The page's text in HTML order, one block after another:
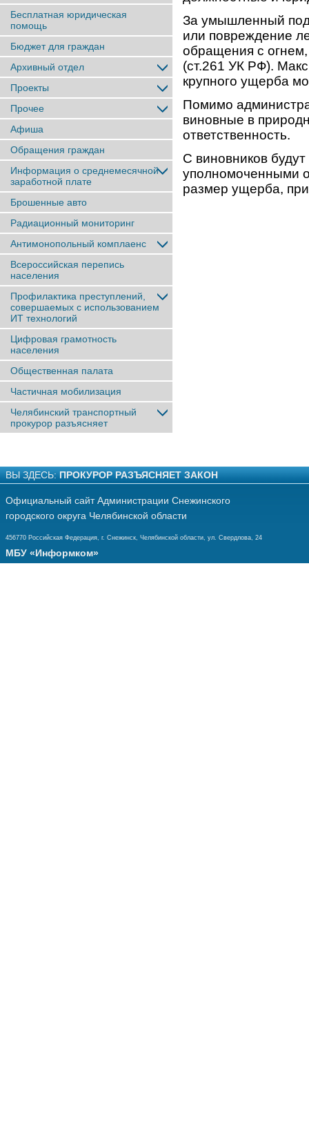
Бесплатная юридическая
помощь
Бюджет для граждан
Архивный отдел
Проекты
Прочее
Афиша
Обращения граждан
Информация о среднемесячной
заработной плате
Брошенные авто
Радиационный мониторинг
Антимонопольный комплаенс
Всероссийская перепись
населения
Профилактика преступлений,
совершаемых с использованием
ИТ технологий
Цифровая грамотность
населения
Общественная палата
Частичная мобилизация
Челябинский транспортный
прокурор разъясняет
За умышленный
или повреждение
обращения с огнем,
(ст.261 УК РФ).
крупного ущерба
Помимо
виновные в
ответственность.
С виновников
уполномоченными
размер ущерба,
ВЫ ЗДЕСЬ: ПРОКУРОР РАЗЪЯСНЯЕТ ЗАКОН
Официальный сайт Администрации Снежинского
городского округа Челябинской области
456770 Российская Федерация, г. Снежинск, Челябинской области, ул. Свердлова, 24
МБУ «Информком»